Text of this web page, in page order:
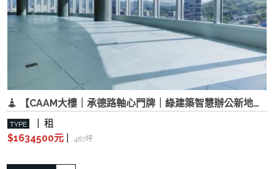
【CAAM大樓｜承德路軸心門牌｜綠建築智慧辦公新地標】
TYPE
| 租
$1634500元
467坪